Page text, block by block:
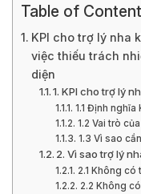
Table of
KPI cho trợ lý nha
việc thiếu trách
diện
1. KPI cho trợ lý
1.1 Định nghĩa
1.2 Vai trò
1.3 Vì sao
2. Vì sao trợ lý
2.1 Không có
2.2 Không